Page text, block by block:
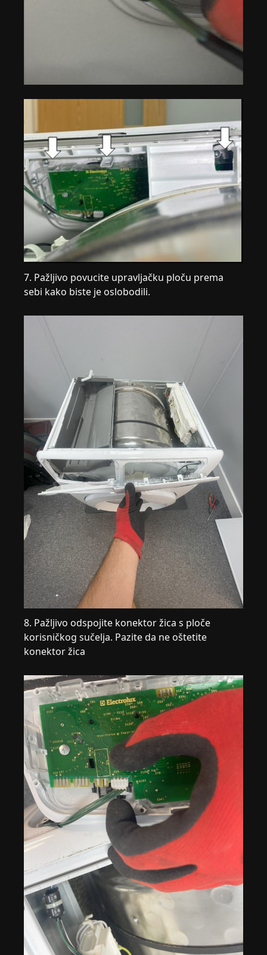
7. Pažljivo povucite upravljačku ploču prema
sebi kako biste je oslobodili.
8. Pažljivo odspojite konektor žica s ploče
korisničkog sučelja. Pazite da ne oštetite
konektor žica